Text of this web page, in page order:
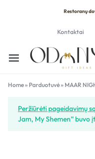
Restoranų
Kontaktai
Home» Parduotuvė» MAAR
Peržiūrėti pageidavimų
Jam, My Shemen” buvo